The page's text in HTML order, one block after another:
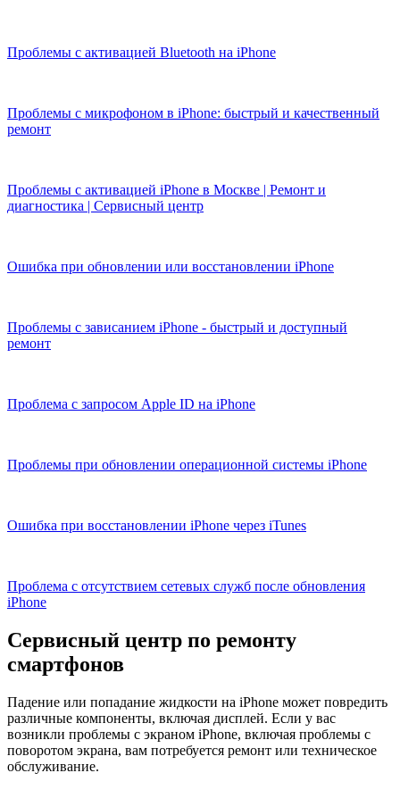
Проблемы с активацией Bluetooth на iPhone
Проблемы с микрофоном в iPhone: быстрый и качественный
ремонт
Проблемы с активацией iPhone в Москве | Ремонт и
диагностика | Сервисный центр
Ошибка при обновлении или восстановлении iPhone
Проблемы с зависанием iPhone - быстрый и доступный
ремонт
Проблема с запросом Apple ID на iPhone
Проблемы при обновлении операционной системы iPhone
Ошибка при восстановлении iPhone через iTunes
Проблема с отсутствием сетевых служб после обновления
iPhone
Сервисный центр по ремонту
смартфонов
Падение или попадание жидкости на iPhone может повредить
различные компоненты, включая дисплей. Если у вас
возникли проблемы с экраном iPhone, включая проблемы с
поворотом экрана, вам потребуется ремонт или техническое
обслуживание.